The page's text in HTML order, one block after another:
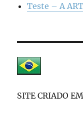
Teste – A
SITE CRIADO